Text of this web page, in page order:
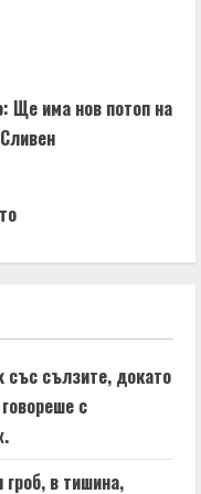
Ще има нов потоп на
със сълзите, докато
с
в тишина,